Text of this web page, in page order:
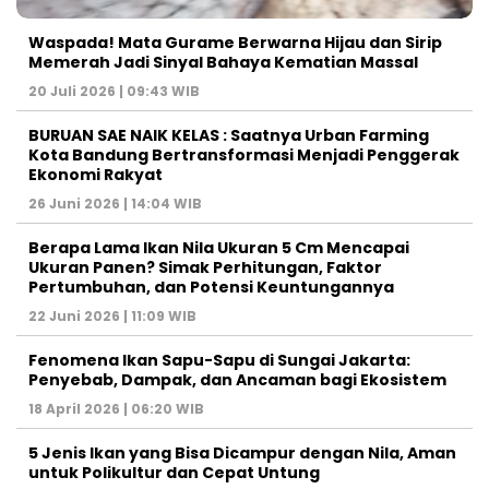
Waspada! Mata Gurame Berwarna Hijau dan Sirip
Memerah Jadi Sinyal Bahaya Kematian Massal
20 Juli 2026 | 09:43 WIB
BURUAN SAE NAIK KELAS : Saatnya Urban Farming
Kota Bandung Bertransformasi Menjadi Penggerak
Ekonomi Rakyat
26 Juni 2026 | 14:04 WIB
Berapa Lama Ikan Nila Ukuran 5 Cm Mencapai
Ukuran Panen? Simak Perhitungan, Faktor
Pertumbuhan, dan Potensi Keuntungannya
22 Juni 2026 | 11:09 WIB
Fenomena Ikan Sapu-Sapu di Sungai Jakarta:
Penyebab, Dampak, dan Ancaman bagi Ekosistem
18 April 2026 | 06:20 WIB
5 Jenis Ikan yang Bisa Dicampur dengan Nila, Aman
untuk Polikultur dan Cepat Untung